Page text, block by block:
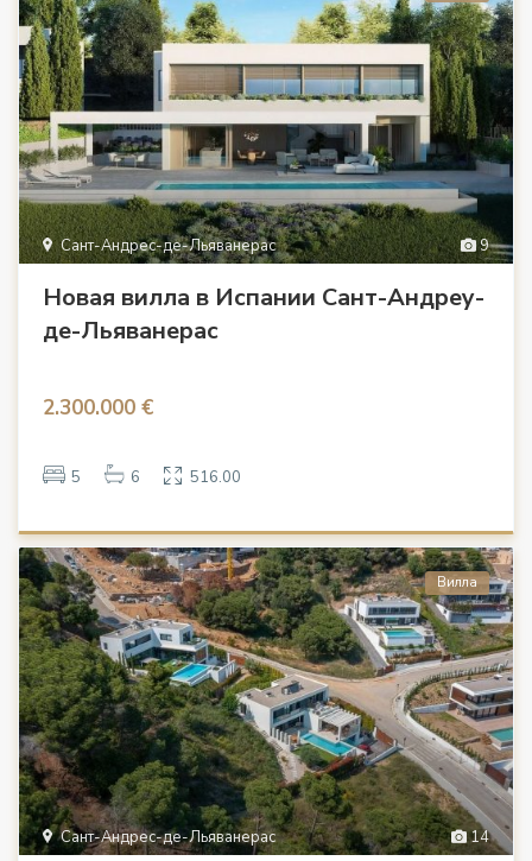
9
Сант-Андрес-де-Льяванерас
Новая вилла в Испании Сант-Андреу-
де-Льяванерас
2.300.000 €
5 6 516.00
14
Сант-Андрес-де-Льяванерас
Вилла